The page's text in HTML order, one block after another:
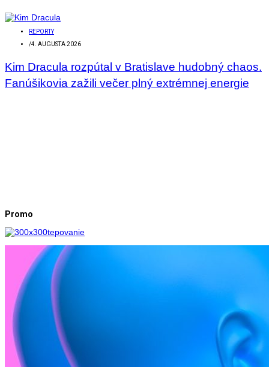
REPORTY
/4. AUGUSTA 2026
Kim Dracula rozpútal v Bratislave hudobný chaos.
Fanúšikovia zažili večer plný extrémnej energie
Promo